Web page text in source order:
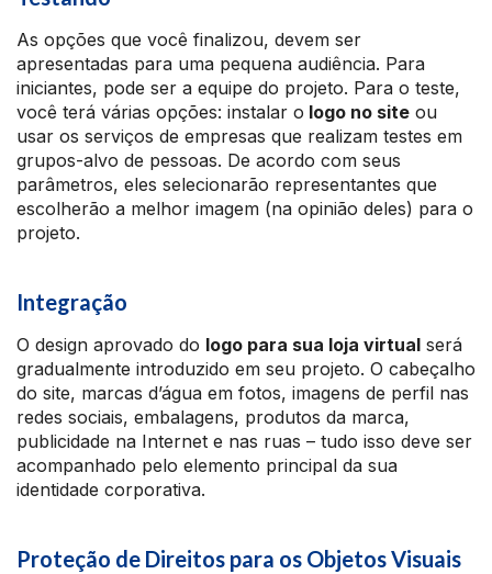
As opções que você finalizou, devem ser
apresentadas para uma pequena audiência. Para
iniciantes, pode ser a equipe do projeto. Para o teste,
você terá várias opções: instalar o logo no site ou
usar os serviços de empresas que realizam testes em
grupos-alvo de pessoas. De acordo com seus
parâmetros, eles selecionarão representantes que
escolherão a melhor imagem (na opinião deles) para o
projeto.
Integração
O design aprovado do logo para sua loja virtual será
gradualmente introduzido em seu projeto. O cabeçalho
do site, marcas d’água em fotos, imagens de perfil nas
redes sociais, embalagens, produtos da marca,
publicidade na Internet e nas ruas – tudo isso deve ser
acompanhado pelo elemento principal da sua
identidade corporativa.
Proteção de Direitos para os Objetos Visuais